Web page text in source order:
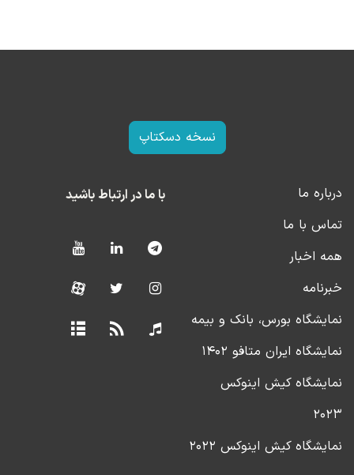
نسخه دسکتاپ
درباره ما
تماس با ما
همه اخبار
خبرنامه
نمایشگاه بورس، بانک و بیمه
نمایشگاه ایران متافو ۱۴۰۲
نمایشگاه کیش اینوکس
۲۰۲۳
نمایشگاه کیش اینوکس ۲۰۲۲
با ما در ارتباط باشید